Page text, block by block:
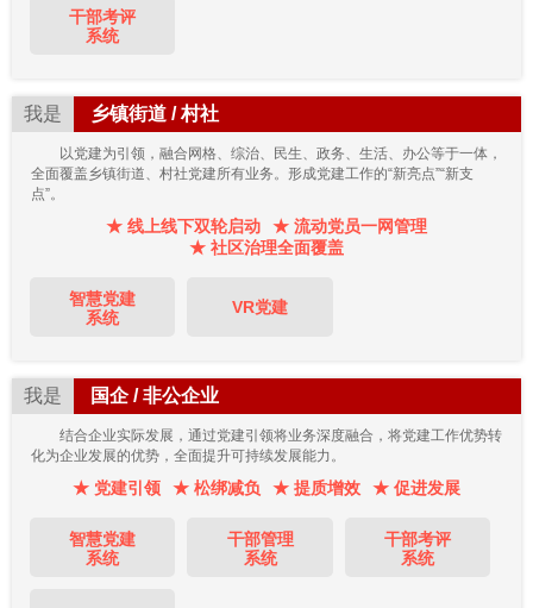
干部考评
系统
我是 乡镇街道 / 村社
以党建为引领，融合网格、综治、民生、政务、生活、办公等于一体，
全面覆盖乡镇街道、村社党建所有业务。形成党建工作的“新亮点”“新支
点”。
★ 线上线下双轮启动
★ 流动党员一网管理
★ 社区治理全面覆盖
智慧党建
系统
VR党建
我是 国企 / 非公企业
结合企业实际发展，通过党建引领将业务深度融合，将党建工作优势转
化为企业发展的优势，全面提升可持续发展能力。
★ 党建引领 ★ 松绑减负 ★ 提质增效 ★ 促进发展
智慧党建
系统
干部管理
系统
干部考评
系统